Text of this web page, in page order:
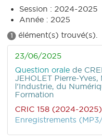
Session : 2024-2025
Année : 2025
1 élément(s) trouvé(s).
23/06/2025
Question orale de
JEHOLET Pierre-
l'Industrie, du
Formation
CRIC 158 (2024-
Enregistrements